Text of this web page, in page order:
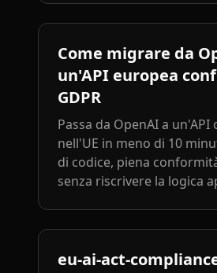
Come migrare da
un'API europea
GDPR
Passa da OpenAI a un'API
nell'UE in meno di 10
di codice, piena
senza riscrivere la logica
eu-ai-act-